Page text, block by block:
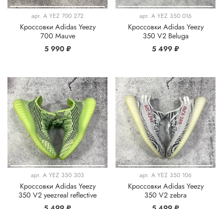
арт. A YEZ 700 272
Кроссовки Adidas Yeezy
700 Mauve
5 990 ₽
арт. A YEZ 350 016
Кроссовки Adidas Yeezy
350 V2 Beluga
5 499 ₽
арт. A YEZ 350 303
Кроссовки Adidas Yeezy
350 V2 yeezreal reflective
арт. A YEZ 350 106
Кроссовки Adidas Yeezy
350 V2 zebra